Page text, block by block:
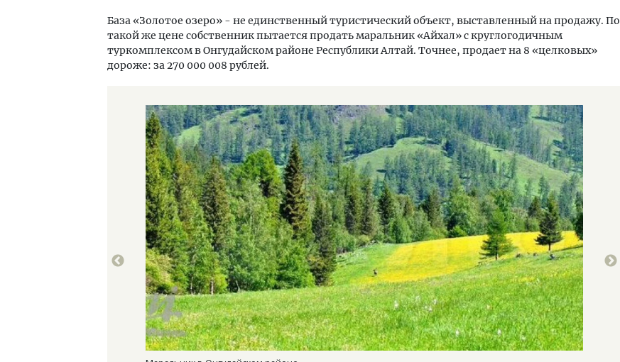
База «Золотое озеро» - не единственный туристический объект, выставленный на продажу. По
такой же цене собственник пытается продать маральник «Айхал» с круглогодичным
туркомплексом в Онгудайском районе Республики Алтай. Точнее, продает на 8 «целковых»
дороже: за 270 000 008 рублей.